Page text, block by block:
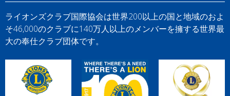
ライオンズクラブ国際協会は世界200以上の国と地域のおよ
そ46,000のクラブに140万人以上のメンバーを擁する世界最
大の奉仕クラブ団体です。